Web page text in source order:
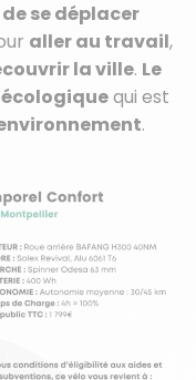
se déplacer
aller au travail,
la ville. Le
qui est
.